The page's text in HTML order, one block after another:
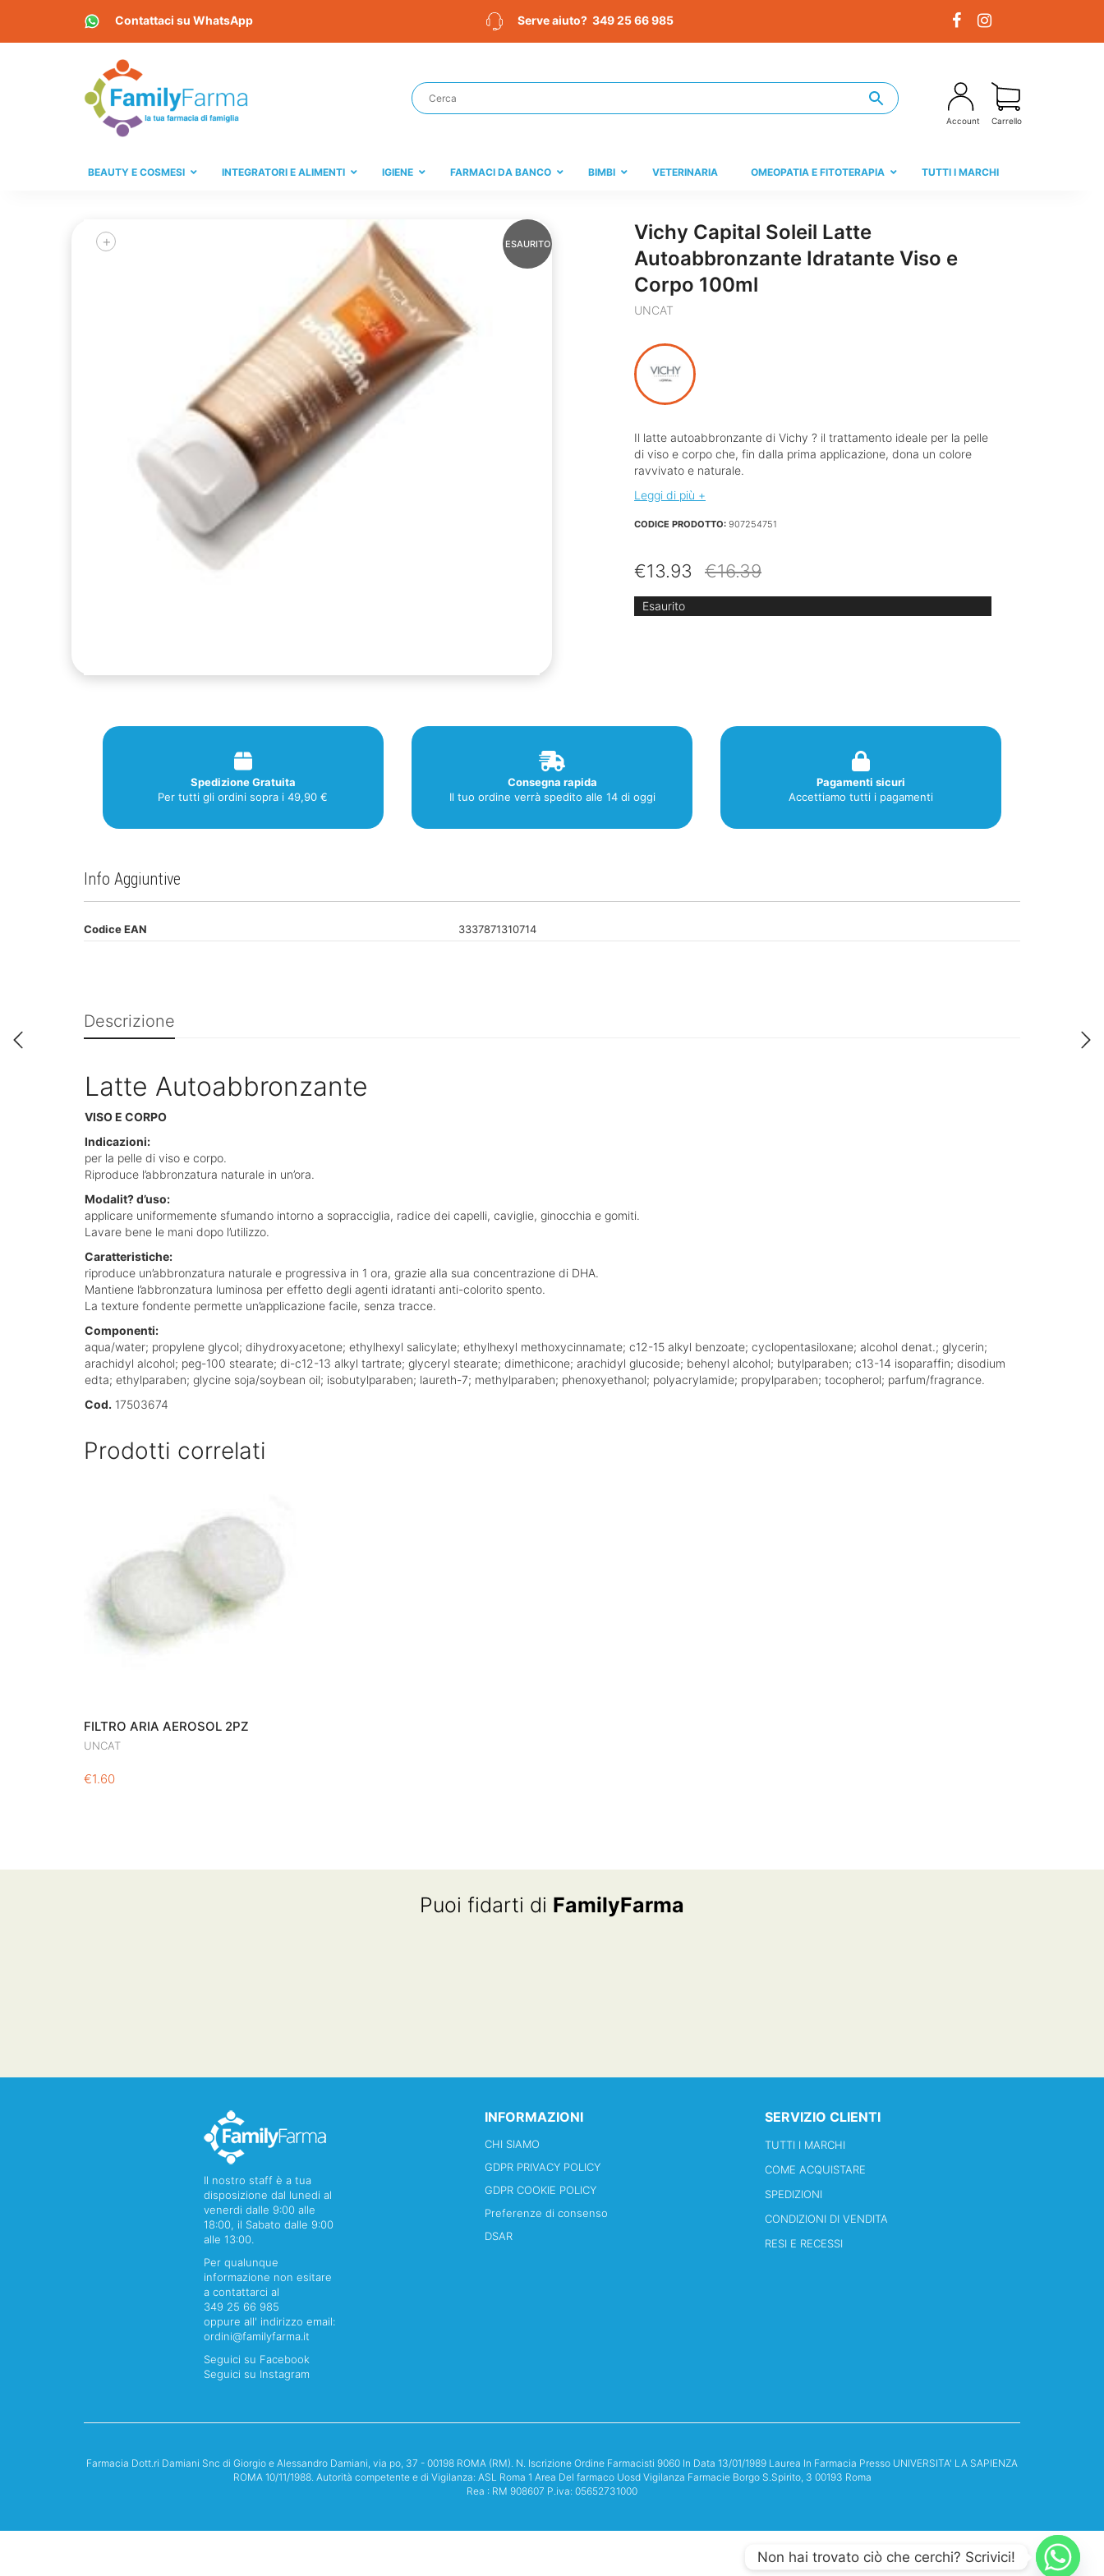
Contattaci su WhatsApp Serve aiuto? 349 25 66 985
Account Carrello
BEAUTY E COSMESI INTEGRATORI E ALIMENTI IGIENE FARMACI DA BANCO BIMBI VETERINARIA OMEOPATIA E FITOTERAPIA TUTTI I MARCHI
ESAURITO
+
Vichy Capital Soleil Latte
Autoabbronzante Idratante Viso e
Corpo 100ml
UNCAT
Il latte autoabbronzante di Vichy ? il trattamento ideale per la pelle
di viso e corpo che, fin dalla prima applicazione, dona un colore
ravvivato e naturale.
Leggi di più +
CODICE PRODOTTO: 907254751
€16.39Il
€13.93
Il
Esaurito
Spedizione Gratuita
Per tutti gli ordini sopra i 49,90 €
Consegna rapida
Il tuo ordine verrà spedito alle 14 di oggi
Pagamenti sicuri
Accettiamo tutti i pagamenti
Info Aggiuntive
Codice EAN 3337871310714
Descrizione
Latte Autoabbronzante
VISO E CORPO
Indicazioni:
per la pelle di viso e corpo.
Riproduce l’abbronzatura naturale in un’ora.
Modalit? d’uso:
applicare uniformemente sfumando intorno a sopracciglia, radice dei capelli, caviglie, ginocchia e gomiti.
Lavare bene le mani dopo l’utilizzo.
Caratteristiche:
riproduce un’abbronzatura naturale e progressiva in 1 ora, grazie alla sua concentrazione di DHA.
Mantiene l’abbronzatura luminosa per effetto degli agenti idratanti anti-colorito spento.
La texture fondente permette un’applicazione facile, senza tracce.
Componenti:
aqua/water; propylene glycol; dihydroxyacetone; ethylhexyl salicylate; ethylhexyl methoxycinnamate; c12-15 alkyl benzoate; cyclopentasiloxane; alcohol denat.; glycerin;
arachidyl alcohol; peg-100 stearate; di-c12-13 alkyl tartrate; glyceryl stearate; dimethicone; arachidyl glucoside; behenyl alcohol; butylparaben; c13-14 isoparaffin; disodium
edta; ethylparaben; glycine soja/soybean oil; isobutylparaben; laureth-7; methylparaben; phenoxyethanol; polyacrylamide; propylparaben; tocopherol; parfum/fragrance.
Cod. 17503674
Prodotti correlati
FILTRO ARIA AEROSOL 2PZ
UNCAT
€1.60
Puoi fidarti di FamilyFarma
Il nostro staff è a tua
disposizione dal lunedi al
venerdi dalle 9:00 alle
18:00, il Sabato dalle 9:00
alle 13:00.
Per qualunque
informazione non esitare
a contattarci al
349 25 66 985
oppure all' indirizzo email:
ordini@familyfarma.it
Seguici su Facebook
Seguici su Instagram
INFORMAZIONI
CHI SIAMO
GDPR PRIVACY POLICY
GDPR COOKIE POLICY
Preferenze di consenso
DSAR
SERVIZIO CLIENTI
TUTTI I MARCHI
COME ACQUISTARE
SPEDIZIONI
CONDIZIONI DI VENDITA
RESI E RECESSI
Farmacia Dott.ri Damiani Snc di Giorgio e Alessandro Damiani, via po, 37 - 00198 ROMA (RM). N. Iscrizione Ordine Farmacisti 9060 In Data 13/01/1989 Laurea In Farmacia Presso UNIVERSITA' LA SAPIENZA
ROMA 10/11/1988. Autorità competente e di Vigilanza: ASL Roma 1 Area Del farmaco Uosd Vigilanza Farmacie Borgo S.Spirito, 3 00193 Roma
Rea : RM 908607 P.iva: 05652731000
Non hai trovato ciò che cerchi? Scrivici!